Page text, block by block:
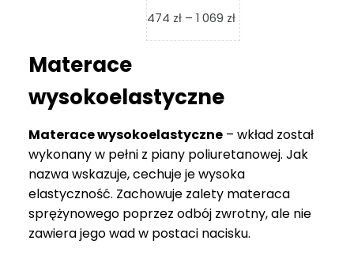
474 zł – 1 069 złZakres
cen:
069 zł
Materace
wysokoelastyczne
Materace wysokoelastyczne – wkład został
wykonany w pełni z piany poliuretanowej. Jak
nazwa wskazuje, cechuje je wysoka
elastyczność. Zachowuje zalety materaca
sprężynowego poprzez odbój zwrotny, ale nie
zawiera jego wad w postaci nacisku.